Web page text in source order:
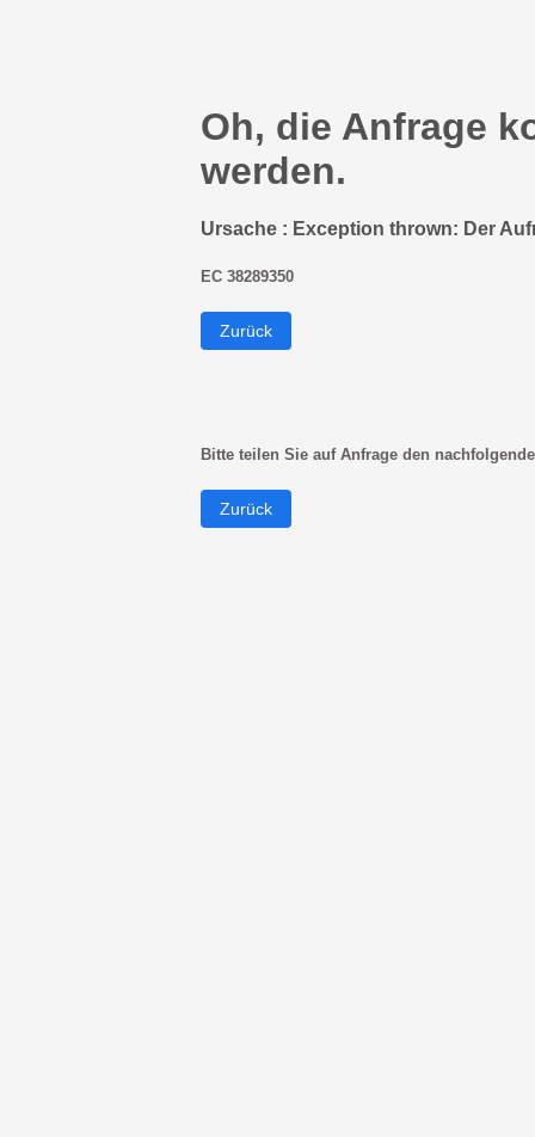
Oh, die Anfrage
werden.
Ursache : Exception thrown: Der
EC 38289350
Zurück
Bitte teilen Sie auf Anfrage den
Zurück